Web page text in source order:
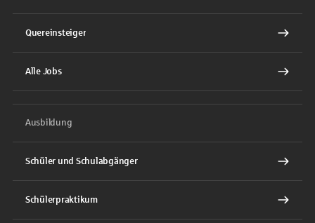
Quereinsteiger
Alle Jobs
Ausbildung
Schüler und Schulabgänger
Schülerpraktikum